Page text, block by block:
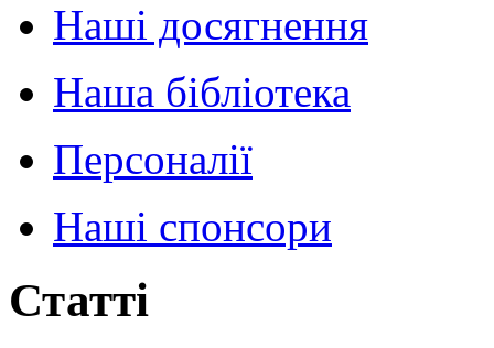
Наші досягнення
Наша бібліотека
Персоналії
Наші спонсори
Статті